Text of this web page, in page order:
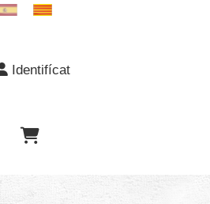
Identifícat